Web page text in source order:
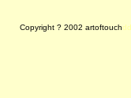
Copyright ? 2002 artoftouchd